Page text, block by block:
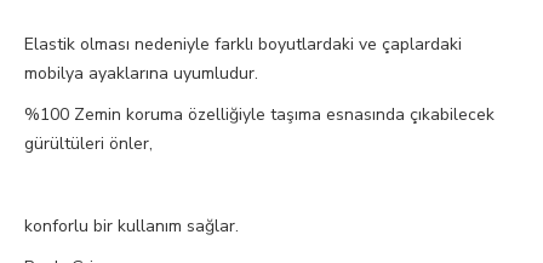
Elastik olması nedeniyle farklı boyutlardaki ve çaplardaki
mobilya ayaklarına uyumludur.
%100 Zemin koruma özelliğiyle taşıma esnasında çıkabilecek
gürültüleri önler,
konforlu bir kullanım sağlar.